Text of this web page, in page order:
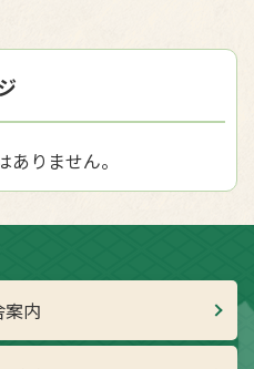
りません。
内